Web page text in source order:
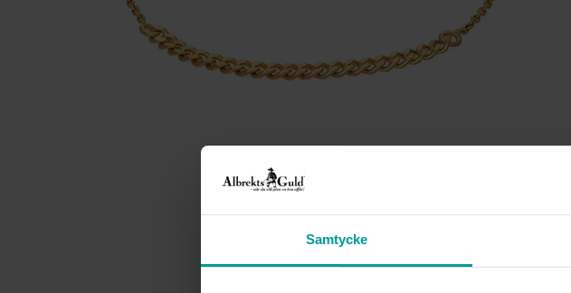
Samtycke